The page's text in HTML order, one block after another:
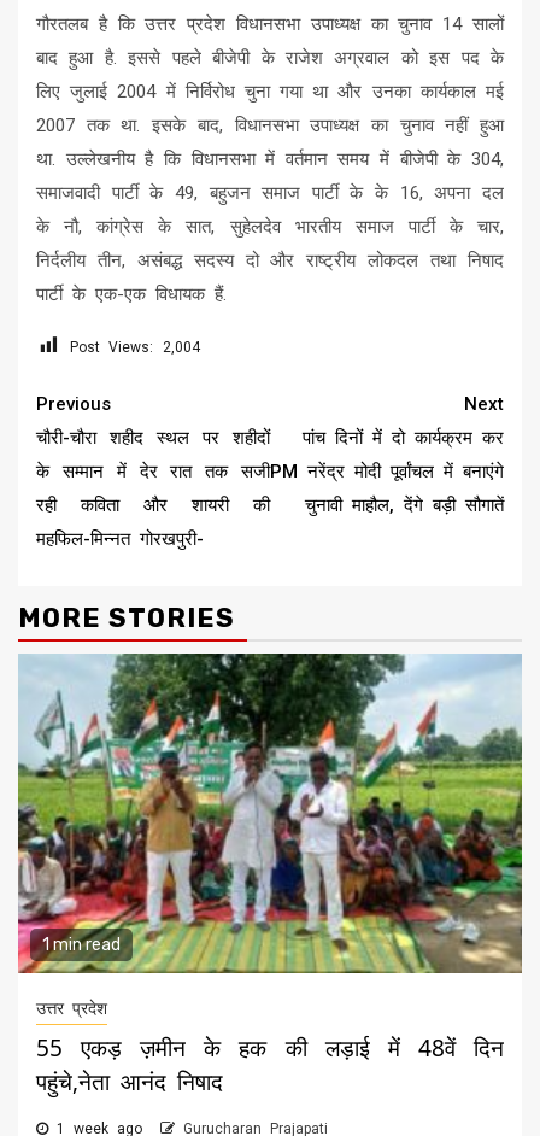
गौरतलब है कि उत्तर प्रदेश विधानसभा उपाध्यक्ष का चुनाव 14 सालों
बाद हुआ है. इससे पहले बीजेपी के राजेश अग्रवाल को इस पद के
लिए जुलाई 2004 में निर्विरोध चुना गया था और उनका कार्यकाल मई
2007 तक था. इसके बाद, विधानसभा उपाध्यक्ष का चुनाव नहीं हुआ
था. उल्लेखनीय है कि विधानसभा में वर्तमान समय में बीजेपी के 304,
समाजवादी पार्टी के 49, बहुजन समाज पार्टी के के 16, अपना दल
के नौ, कांग्रेस के सात, सुहेलदेव भारतीय समाज पार्टी के चार,
निर्दलीय तीन, असंबद्ध सदस्य दो और राष्ट्रीय लोकदल तथा निषाद
पार्टी के एक-एक विधायक हैं.
Post Views: 2,004
Continue
Reading
Previous
चौरी-चौरा शहीद स्थल पर शहीदों
के सम्मान में देर रात तक सजी
रही कविता और शायरी की
महफिल-मिन्नत गोरखपुरी-
Next
पांच दिनों में दो कार्यक्रम कर
PM नरेंद्र मोदी पूर्वांचल में बनाएंगे
चुनावी माहौल, देंगे बड़ी सौगातें
MORE STORIES
1 min read
उत्तर प्रदेश
55 एकड़ ज़मीन के हक की लड़ाई में 48वें दिन
पहुंचे,नेता आनंद निषाद
1 week ago Gurucharan Prajapati